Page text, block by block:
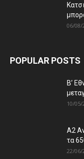
06/08/
POPULAR POSTS
Β’
10/05/
Α2
τα
22/06/